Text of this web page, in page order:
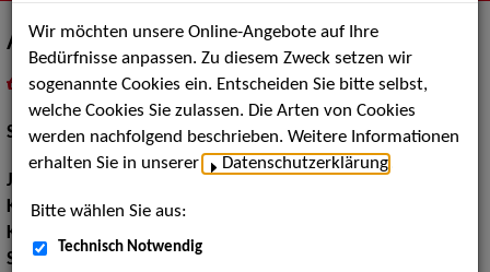
Anne Schieber
als PDF speichern
inMeine Merklistelegen
Schauspiel:Bühne, Film und TV
Jahrgang:
Körpergröße:164 cm
Konfektionsgröße:
Sprachen:
Englisch, Französisch
Wir möchten unsere Online-Angebote auf Ihre
Bedürfnisse anpassen. Zu diesem Zweck setzen wir
sogenannte Cookies ein. Entscheiden Sie bitte selbst,
welche Cookies Sie zulassen. Die Arten von Cookies
werden nachfolgend beschrieben. Weitere Informationen
erhalten Sie in unserer
Datenschutzerklärung
Bitte wählen Sie aus:
Technisch Notwendig